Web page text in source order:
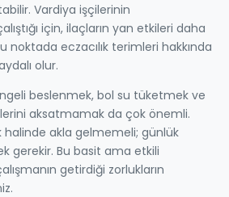
Vardiya işçilerinin
için, ilaçların yan etkileri daha
noktada eczacılık terimleri hakkında
olur.
beslenmek, bol su tüketmek ve
aksatmamak da çok önemli.
halinde akla gelmemeli; günlük
gerekir. Bu basit ama etkili
getirdiği zorlukların